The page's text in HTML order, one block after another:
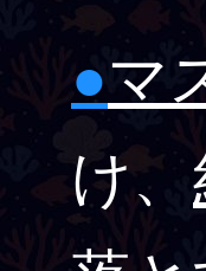
●マ
け、